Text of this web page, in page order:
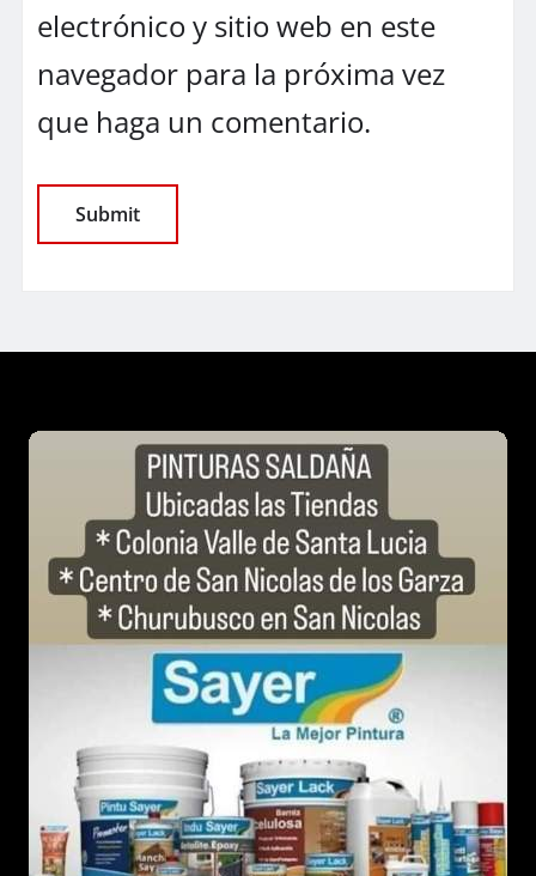
electrónico y sitio web en este
navegador para la próxima vez
que haga un comentario.